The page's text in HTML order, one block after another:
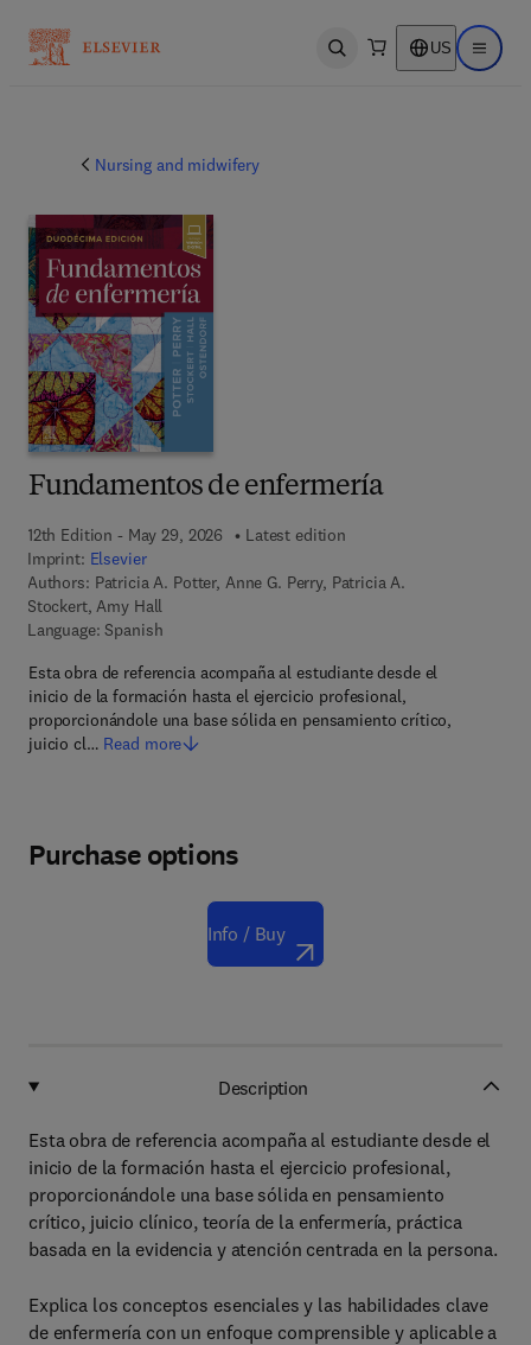
Open search US Open
Nursing and midwifery
Fundamentos de enfermería
12th Edition - May 29, 2026
Latest edition
Imprint: Elsevier
Authors: Patricia A. Potter, Anne G. Perry, Patricia A.
Stockert, Amy Hall
Language: Spanish
Esta obra de referencia acompaña al estudiante desde el
inicio de la formación hasta el ejercicio profesional,
proporcionándole una base sólida en pensamiento crítico,
juicio cl… Read more
Purchase options
Info / Buy
Description
Esta obra de referencia acompaña al estudiante desde el
inicio de la formación hasta el ejercicio profesional,
proporcionándole una base sólida en pensamiento
crítico, juicio clínico, teoría de la enfermería, práctica
basada en la evidencia y atención centrada en la persona.
Explica los conceptos esenciales y las habilidades clave
de enfermería con un enfoque comprensible y aplicable a